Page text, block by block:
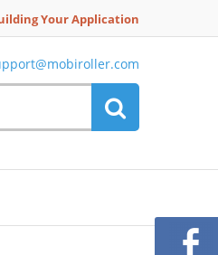
Your Application